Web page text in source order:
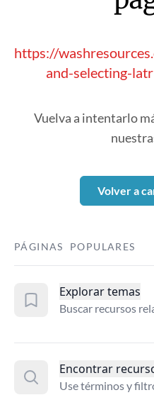
https://
and-selecting-
Vuelva a intentarlo
Volver a
PÁGINAS POPULARES
Explorar temas
Buscar recursos
Encontrar
Use términos y